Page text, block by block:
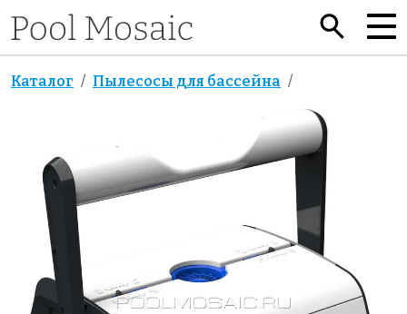
Каталог Пылесосы для бассейна